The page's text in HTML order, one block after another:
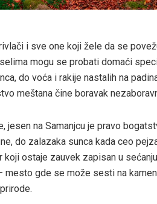
i sve one koji žele da se
mogu se probati domaći
do voća i rakije nastalih na
meštana čine boravak
na Samanjcu je pravo
do zalazaka sunca kada ceo
koji ostaje zauvek zapisan u
mesto gde se može sesti na